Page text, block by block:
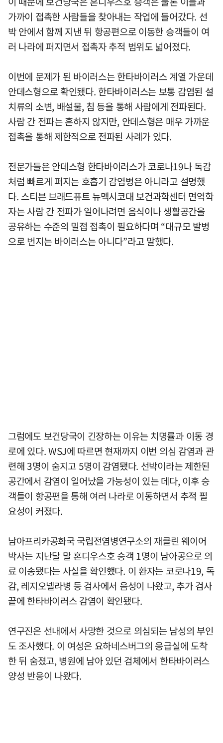
가까이 접촉한 사람들을 찾아내는 작업에 들어갔다. 선
박 안에서 함께 지낸 뒤 항공편으로 이동한 승객들이 여
러 나라에 퍼지면서 접촉자 추적 범위도 넓어졌다.
이번에 문제가 된 바이러스는 한타바이러스 계열 가운데
안데스형으로 확인됐다. 한타바이러스는 보통 감염된 설
치류의 소변, 배설물, 침 등을 통해 사람에게 전파된다.
사람 간 전파는 흔하지 않지만, 안데스형은 매우 가까운
접촉을 통해 제한적으로 전파된 사례가 있다.
전문가들은 안데스형 한타바이러스가 코로나19나 독감
처럼 빠르게 퍼지는 호흡기 감염병은 아니라고 설명했
다. 스티븐 브래드퓨트 뉴멕시코대 보건과학센터 면역학
자는 사람 간 전파가 일어나려면 음식이나 생활공간을
공유하는 수준의 밀접 접촉이 필요하다며 “대규모 발병
으로 번지는 바이러스는 아니다”라고 말했다.
그럼에도 보건당국이 긴장하는 이유는 치명률과 이동 경
로에 있다. WSJ에 따르면 현재까지 이번 의심 감염과 관
련해 3명이 숨지고 5명이 감염됐다. 선박이라는 제한된
공간에서 감염이 일어났을 가능성이 있는 데다, 이후 승
객들이 항공편을 통해 여러 나라로 이동하면서 추적 필
요성이 커졌다.
남아프리카공화국 국립전염병연구소의 재클린 웨이어
박사는 지난달 말 혼디우스호 승객 1명이 남아공으로 의
료 이송됐다는 사실을 확인했다. 이 환자는 코로나19, 독
감, 레지오넬라병 등 검사에서 음성이 나왔고, 추가 검사
끝에 한타바이러스 감염이 확인됐다.
연구진은 선내에서 사망한 것으로 의심되는 남성의 부인
도 조사했다. 이 여성은 요하네스버그의 응급실에 도착
한 뒤 숨졌고, 병원에 남아 있던 검체에서 한타바이러스
양성 반응이 나왔다.